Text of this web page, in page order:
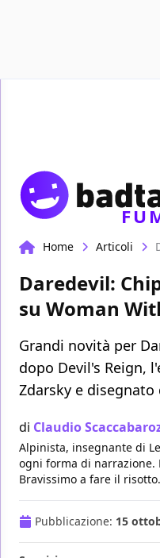
Home Articoli
Daredevil:
su Woman
Grandi novità per
dopo Devil's Reign,
Zdarsky e
di Claudio
Alpinista, insegnante di
ogni forma di narrazione.
Bravissimo a fare il
Pubblicazione: 15